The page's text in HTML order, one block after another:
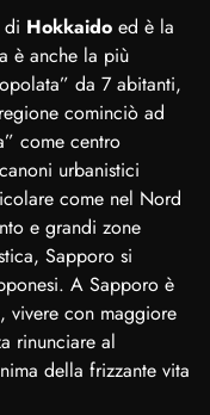
di Hokkaido ed è la
è anche la più
da 7 abitanti,
cominciò ad
come centro
urbanistici
come nel Nord
e grandi zone
Sapporo si
A Sapporo è
vivere con maggiore
rinunciare al
della frizzante vita